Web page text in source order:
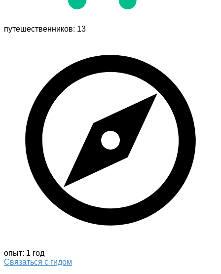
путешественников: 13
опыт: 1 год
Связаться с гидом